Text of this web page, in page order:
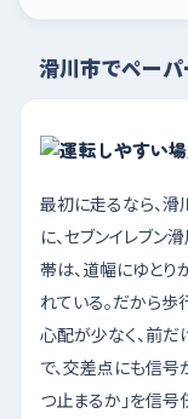
滑川市でペー
最初に走るなら、
に、セブンイレブ
帯は、道幅にゆとり
れている。だから
心配が少なく、前
で、交差点にも信号
つ止まるか」を信